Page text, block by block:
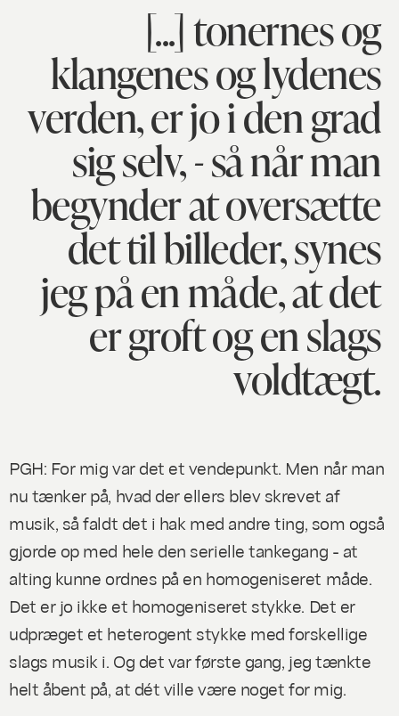
[...] tonernes og
klangenes og lydenes
verden, er jo i den grad
sig selv, - så når man
begynder at oversætte
det til billeder, synes
jeg på en måde, at det
er groft og en slags
voldtægt.
PGH: For mig var det et vendepunkt. Men når man
nu tænker på, hvad der ellers blev skrevet af
musik, så faldt det i hak med andre ting, som også
gjorde op med hele den serielle tankegang - at
alting kunne ordnes på en homogeniseret måde.
Det er jo ikke et homogeniseret stykke. Det er
udpræget et heterogent stykke med forskellige
slags musik i. Og det var første gang, jeg tænkte
helt åbent på, at dét ville være noget for mig.